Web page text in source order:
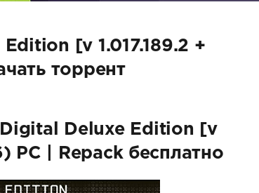
[v 1.017.189.2 +
торрент
Deluxe Edition [v
PC | Repack бесплатно